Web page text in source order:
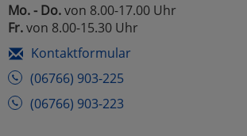
Mo. - Do.von 8.00-17.00 Uhr
Fr.von 8.00-15.30 Uhr
Kontaktformular
(06766) 903-225
(06766) 903-223